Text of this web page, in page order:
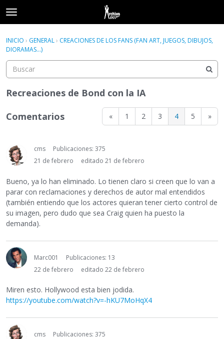
t
o
g
g
l
e
m
e
u
Acceder Registrarse
Categorías
Hilos
Actividad
Acceder Registrarse ×
INICIO › GENERAL› CREACIONES DE LOS FANS (FAN ART, JUEGOS, DIBUJOS,
DIORAMAS...)
Recreaciones de Bond con la IA
« 1 2 3 4 5 »
Comentarios
cms
Publicaciones: 375
21 de febrero
editado 21 de febrero
Bueno, ya lo han eliminado. Lo tienen claro si creen que lo van a
parar con reclamaciones y derechos de autor mal entendidos
(también entiendo que los actores quieran tener cierto control de
su imagen, pero dudo que sea Craig quien ha puesto la
demanda).
Marc001
Publicaciones: 13
22 de febrero
editado 22 de febrero
Miren esto. Hollywood esta bien jodida.
https://youtube.com/watch?v=-hKU7MoHqX4
cms
Publicaciones: 375